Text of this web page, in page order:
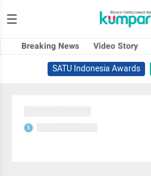
Breaking News Video Story
SATU Indonesia Awards
S